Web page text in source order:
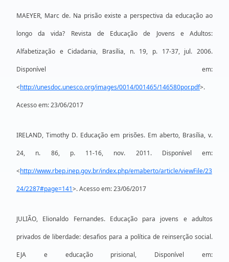
MAEYER, Marc de. Na prisão existe a perspectiva da educação ao
longo da vida? Revista de Educação de Jovens e Adultos:
Alfabetização e Cidadania, Brasília, n. 19, p. 17-37, jul. 2006.
Disponível em:
<http://unesdoc.unesco.org/images/0014/001465/146580por.pdf>.
Acesso em: 23/06/2017
IRELAND, Timothy D. Educação em prisões. Em aberto, Brasília, v.
24, n. 86, p. 11-16, nov. 2011. Disponível em:
<http://www.rbep.inep.gov.br/index.php/emaberto/article/viewFile/23
24/2287#page=141>. Acesso em: 23/06/2017
JULIÃO, Elionaldo Fernandes. Educação para jovens e adultos
privados de liberdade: desafios para a política de reinserção social.
EJA e educação prisional, Disponível em: